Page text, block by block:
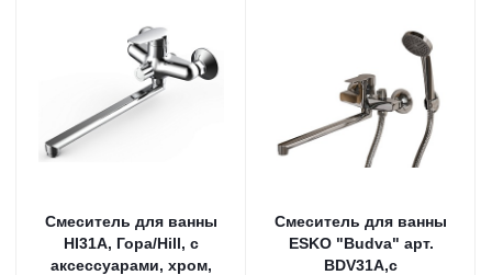
Смеситель для ванны
HI31A, Гора/Hill, с
аксессуарами, хром,
Смеситель для ванны
ESKO "Budva" арт.
BDV31A,с